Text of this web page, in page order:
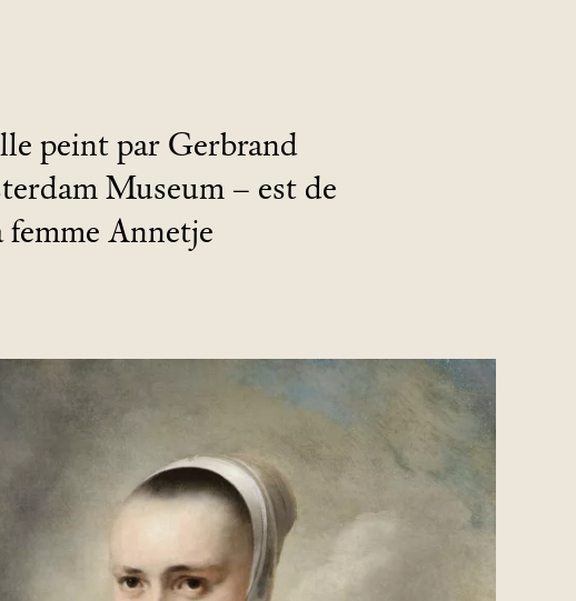
peint par Gerbrand
Museum – est de
femme Annetje